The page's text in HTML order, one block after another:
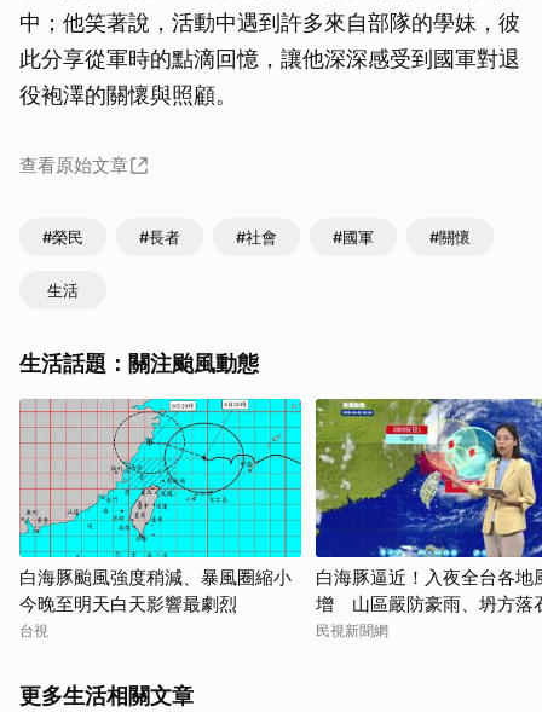
中；他笑著說，活動中遇到許多來自部隊的學妹，彼
此分享從軍時的點滴回憶，讓他深深感受到國軍對退
役袍澤的關懷與照顧。
查看原始文章
#榮民 #長者 #社會 #國軍 #關懷
生活
生活話題：關注颱風動態
白海豚颱風強度稍減、暴風圈縮小
今晚至明天白天影響最劇烈
台視
白海豚逼近！入夜全台各地
增 山區嚴防豪雨、坍方落
民視新聞網
更多生活相關文章